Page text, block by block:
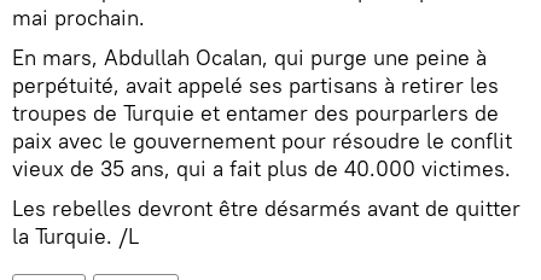
mai prochain.
En mars, Abdullah Ocalan, qui purge une peine à
perpétuité, avait appelé ses partisans à retirer les
troupes de Turquie et entamer des pourparlers de
paix avec le gouvernement pour résoudre le conflit
vieux de 35 ans, qui a fait plus de 40.000 victimes.
Les rebelles devront être désarmés avant de quitter
la Turquie. /L